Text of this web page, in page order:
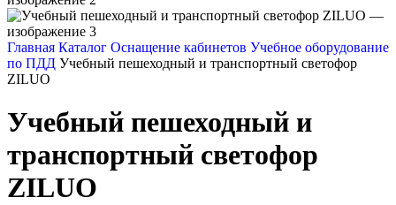
Главная Каталог Оснащение кабинетов Учебное оборудование
по ПДД Учебный пешеходный и транспортный светофор
ZILUO
Учебный пешеходный и
транспортный светофор
ZILUO